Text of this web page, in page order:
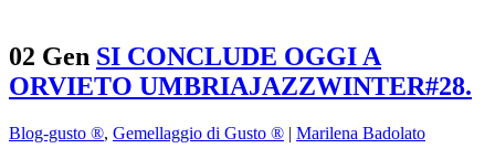
02 Gen SI CONCLUDE OGGI A
ORVIETO UMBRIAJAZZWINTER#28.
Blog-gusto ®, Gemellaggio di Gusto ® | Marilena Badolato